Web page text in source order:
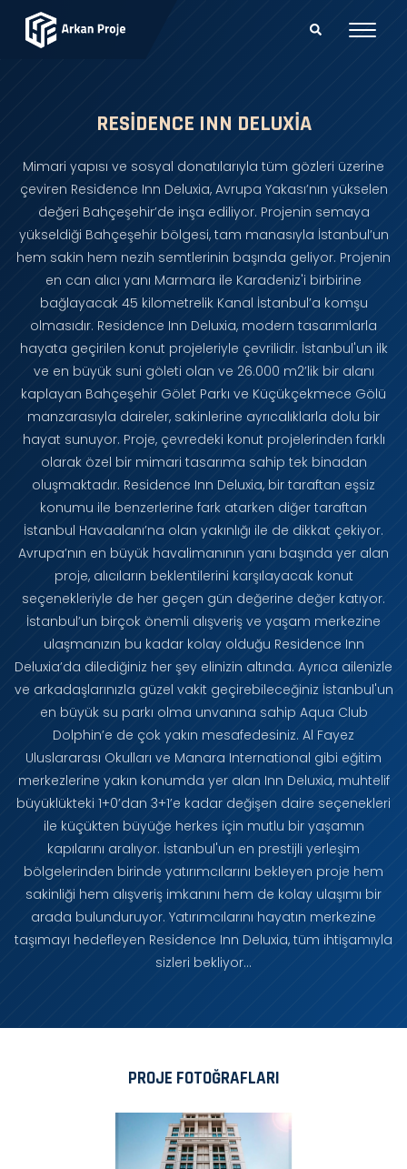
RESIDENCE INN DELUXIA
Mimari yapısı ve sosyal donatılarıyla tüm gözleri üzerine
çeviren Residence Inn Deluxia, Avrupa Yakası’nın yükselen
değeri Bahçeşehir’de inşa ediliyor. Projenin semaya
yükseldiği Bahçeşehir bölgesi, tam manasıyla İstanbul’un
hem sakin hem nezih semtlerinin başında geliyor. Projenin
en can alıcı yanı Marmara ile Karadeniz'i birbirine
bağlayacak 45 kilometrelik Kanal İstanbul’a komşu
olmasıdır. Residence Inn Deluxia, modern tasarımlarla
hayata geçirilen konut projeleriyle çevrilidir. İstanbul'un ilk
ve en büyük suni göleti olan ve 26.000 m2’lik bir alanı
kaplayan Bahçeşehir Gölet Parkı ve Küçükçekmece Gölü
manzarasıyla daireler, sakinlerine ayrıcalıklarla dolu bir
hayat sunuyor. Proje, çevredeki konut projelerinden farklı
olarak özel bir mimari tasarıma sahip tek binadan
oluşmaktadır. Residence Inn Deluxia, bir taraftan eşsiz
konumu ile benzerlerine fark atarken diğer taraftan
İstanbul Havaalanı’na olan yakınlığı ile de dikkat çekiyor.
Avrupa’nın en büyük havalimanının yanı başında yer alan
proje, alıcıların beklentilerini karşılayacak konut
seçenekleriyle de her geçen gün değerine değer katıyor.
İstanbul’un birçok önemli alışveriş ve yaşam merkezine
ulaşmanızın bu kadar kolay olduğu Residence Inn
Deluxia’da dilediğiniz her şey elinizin altında. Ayrıca ailenizle
ve arkadaşlarınızla güzel vakit geçirebileceğiniz İstanbul'un
en büyük su parkı olma unvanına sahip Aqua Club
Dolphin’e de çok yakın mesafedesiniz. Al Fayez
Uluslararası Okulları ve Manara International gibi eğitim
merkezlerine yakın konumda yer alan Inn Deluxia, muhtelif
büyüklükteki 1+0’dan 3+1’e kadar değişen daire seçenekleri
ile küçükten büyüğe herkes için mutlu bir yaşamın
kapılarını aralıyor. İstanbul'un en prestijli yerleşim
bölgelerinden birinde yatırımcılarını bekleyen proje hem
sakinliği hem alışveriş imkanını hem de kolay ulaşımı bir
arada bulunduruyor. Yatırımcılarını hayatın merkezine
taşımayı hedefleyen Residence Inn Deluxia, tüm ihtişamıyla
sizleri bekliyor…
PROJE FOTOĞRAFLARI